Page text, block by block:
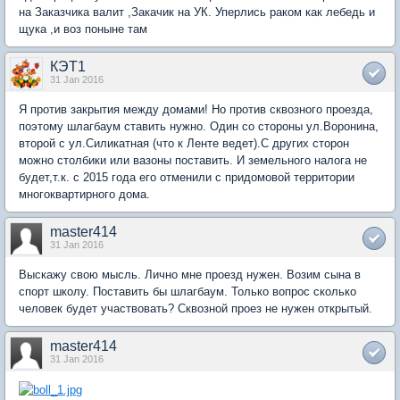
на Заказчика валит ,Закачик на УК. Уперлись раком как лебедь и
щука ,и воз поныне там
КЭТ1
31 Jan 2016
Я против закрытия между домами! Но против сквозного проезда,
поэтому шлагбаум ставить нужно. Один со стороны ул.Воронина,
второй с ул.Силикатная (что к Ленте ведет).С других сторон
можно столбики или вазоны поставить. И земельного налога не
будет,т.к. с 2015 года его отменили с придомовой территории
многоквартирного дома.
master414
31 Jan 2016
Выскажу свою мысль. Лично мне проезд нужен. Возим сына в
спорт школу. Поставить бы шлагбаум. Только вопрос сколько
человек будет участвовать? Сквозной проез не нужен открытый.
master414
31 Jan 2016